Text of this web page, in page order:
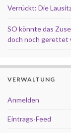
Verrückt: Die
SO könnte das
doch noch gerettet
VERWALTUNG
Anmelden
Eintrags-Feed